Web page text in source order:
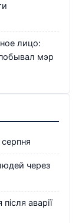
лицо:
мэр
через
аварії